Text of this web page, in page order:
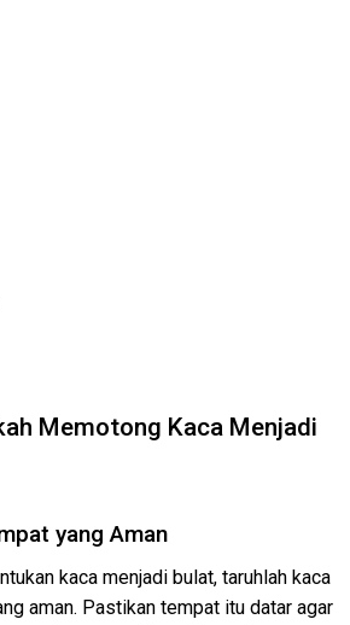
Memotong Kaca Menjadi
yang Aman
kaca menjadi bulat, taruhlah kaca
aman. Pastikan tempat itu datar agar